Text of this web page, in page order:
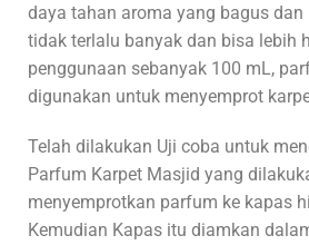
daya tahan aroma yang bagus dan
tidak terlalu banyak dan bisa lebih
penggunaan sebanyak 100 mL,
digunakan untuk menyemprot
Telah dilakukan Uji coba untuk
Parfum Karpet Masjid yang
menyemprotkan parfum ke kapas
Kemudian Kapas itu diamkan